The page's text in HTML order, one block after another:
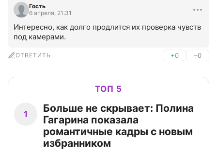
Гость
6 апреля, 21:31
Интересно, как долго продлится их проверка чувств
под камерами.
ОТВЕТИТЬ +0 –0
ТОП 5
1
Больше не скрывает: Полина
Гагарина показала
романтичные кадры с новым
избранником